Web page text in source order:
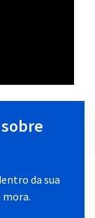
da sua
mora.